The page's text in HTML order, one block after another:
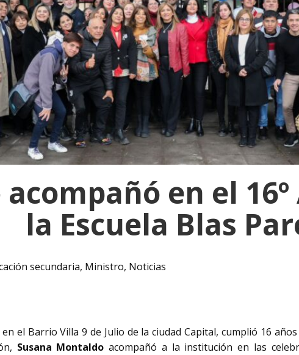
en el
la Escuela Blas
secundaria, Ministro, Noticias
el Barrio Villa 9 de Julio de la ciudad Capital, cumplió 16
Susana Montaldo acompañó a la institución en las